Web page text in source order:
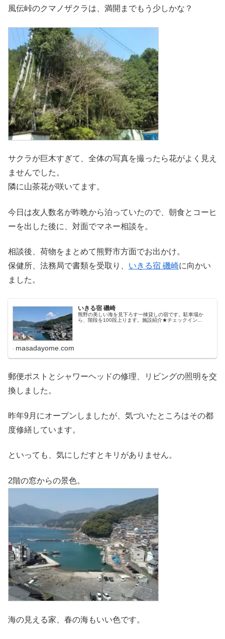
風伝峠のクマノザクラは、満開までもう少しかな？
サクラが巨木すぎて、全体の写真を撮ったら花がよく見え
ませんでした。
隣に山茶花が咲いてます。
今日は友人数名が昨晩から泊っていたので、朝食とコーヒ
ーを出した後に、対面でマネー相談を。
相談後、荷物をまとめて熊野市方面でお出かけ。
保健所、法務局で書類を受取り、 いきる宿 磯崎に向かい
ました。
いきる宿 磯崎
熊野の美しい海を見下ろす一棟貸しの宿です。駐車場か
ら、階段を100段上ります。施設紹介★チェックイン...
masadayome.com
郵便ポストとシャワーヘッドの修理、リビングの照明を交
換しました。
昨年9月にオープンしましたが、気づいたところはその都
度修繕しています。
といっても、気にしだすとキリがありません。
2階の窓からの景色。
海の見える家、春の海もいい色です。